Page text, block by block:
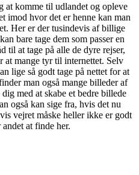
at komme til udlandet og opleve
imod hvor det er henne kan man
Her er der tusindevis af billige
bare tage dem som passer en
til at tage på alle de dyre rejser,
at mange tyr til internettet. Selv
lige så godt tage på nettet for at
man også mange billeder af
med at skabe et bedre billede
også kan sige fra, hvis det nu
vejret måske heller ikke er godt
at finde her.